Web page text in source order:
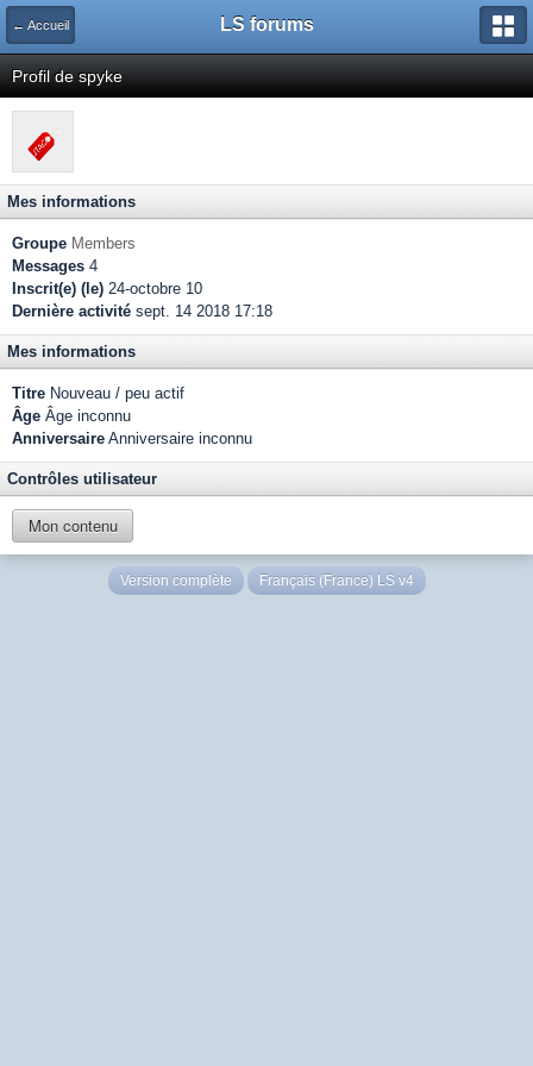
← Accueil LS forums
Profil de spyke
Mes informations
Groupe Members
Messages 4
Inscrit(e) (le) 24-octobre 10
Dernière activité sept. 14 2018 17:18
Mes informations
Titre Nouveau / peu actif
Âge Âge inconnu
Anniversaire Anniversaire inconnu
Contrôles utilisateur
Mon contenu
Version complète Français (France) LS v4